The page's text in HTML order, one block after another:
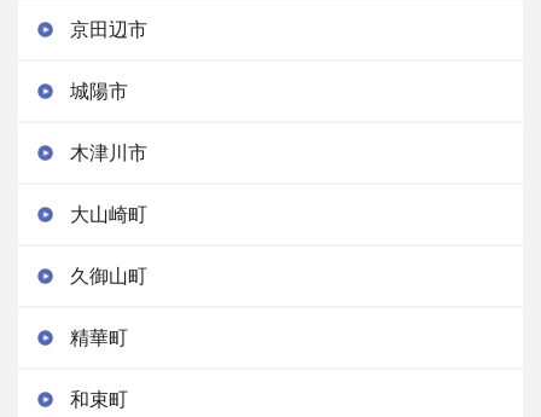
京田辺市
城陽市
木津川市
大山崎町
久御山町
精華町
和束町